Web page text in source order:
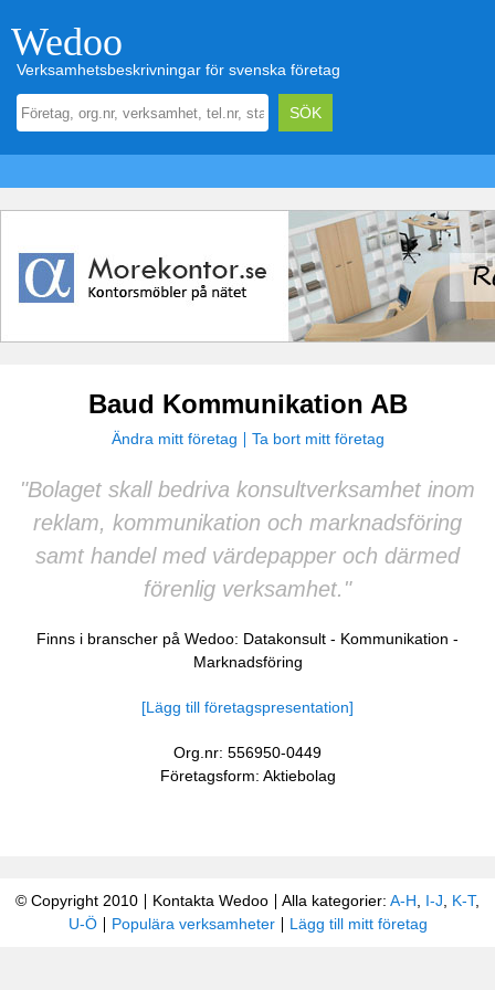
Wedoo
Verksamhetsbeskrivningar för svenska företag
Baud Kommunikation AB
Ändra mitt företag Ta bort mitt företag
"Bolaget skall bedriva konsultverksamhet inom
reklam, kommunikation och marknadsföring
samt handel med värdepapper och därmed
förenlig verksamhet."
Finns i branscher på Wedoo: Datakonsult - Kommunikation -
Marknadsföring
[Lägg till företagspresentation]
Org.nr: 556950-0449
Företagsform: Aktiebolag
© Copyright 2010 Kontakta Wedoo Alla kategorier: A-H I-J K-T,
U-Ö
Populära verksamheter Lägg till mitt företag